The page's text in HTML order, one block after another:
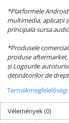
*Platformele
multimedia, aplicații
principala sursa
*Produsele
produse aftermarket,
și Logourile
deținătorilor de
Vélemények(0)